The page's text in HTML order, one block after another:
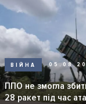
ВІЙНА
ППО не змогла
28 ракет під час